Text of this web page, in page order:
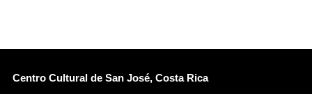
Centro Cultural de San José, Costa Rica